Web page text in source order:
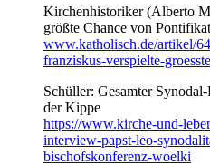
Kirchenhistoriker (Alberto
größte Chance von Pontifikat
www.katholisch.de/artikel/
franziskus-verspielte-
Schüller: Gesamter
der Kippe
https://www.kirche-und-
interview-papst-leo-
bischofskonferenz-woelki